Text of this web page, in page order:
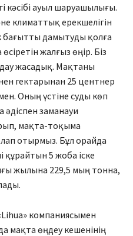
кәсібі ауыл ша­руашылығы.
климаттық ерек­шелігін
бағытты дамытуды қолға
жалғыз өңір. Біз
жасадық. Мақтаны
гектарынан 25 центнер
Оның үстіне суды көп
заманауи
мақта-тоқыма
отырмыз. Бұл орайда
құрайтын 5 жоба іске
жылына 229,5 мың тонна,
компаниясымен
мақта өңдеу кешенінің